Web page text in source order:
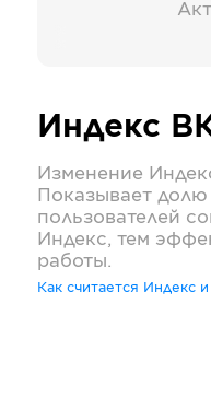
Индекс
Изменение
Показывает долю
пользователей
Индекс, тем
работы.
Как считается Индекс